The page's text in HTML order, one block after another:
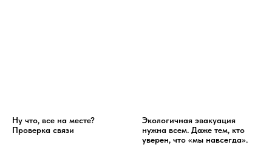
Ну что, все на месте?
Проверка связи
Экологичная эвакуация
нужна всем. Даже тем, кто
уверен, что «мы навсегда».